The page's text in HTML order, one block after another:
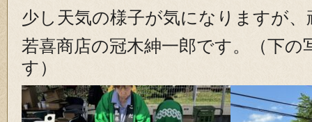
少し天気の様子が気になりますが
若喜商店の冠木紳一郎です。（下の
す）